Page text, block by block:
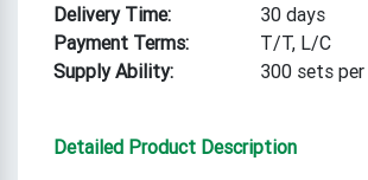
Delivery Time:
30 days
Payment Terms:
T/T, L/C
Supply Ability:
300 sets
Detailed Product Description